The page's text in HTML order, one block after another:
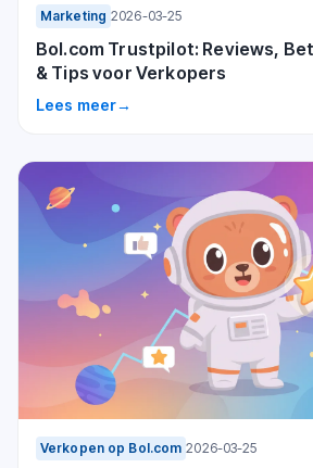
Marketing 2026-03-25
Bol.com Trustpilot: Reviews,
& Tips voor Verkopers
Lees meer→
Verkopen op Bol.com 2026-03-25